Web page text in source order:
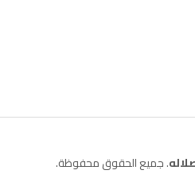
. جميع الحقوق محفوظة.